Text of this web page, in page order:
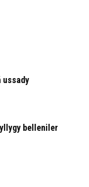
ussady
bel­le­niler